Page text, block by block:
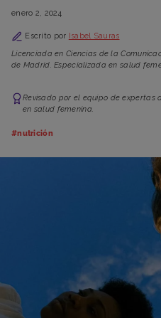
enero 2, 2024
Escrito por
Isabel Sauras
Licenciada en Ciencias de la
de Madrid. Especializada en salud
Revisado por el equipo de
en salud femenina.
#nutrición